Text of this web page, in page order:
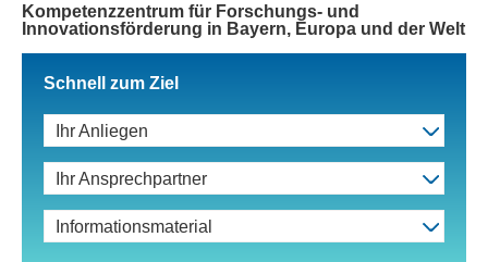
Kompetenzzentrum für Forschungs- und
Innovationsförderung in Bayern, Europa und der Welt
Schnell zum Ziel
Ihr Anliegen
Ihr Ansprechpartner
Informationsmaterial